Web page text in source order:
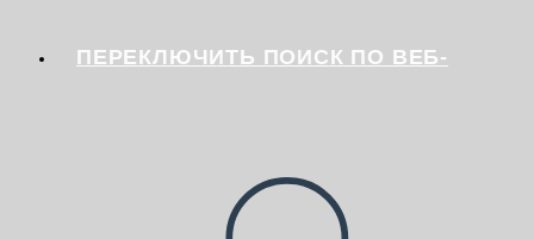
ПЕРЕКЛЮЧИТЬ ПОИСК ПО ВЕБ-